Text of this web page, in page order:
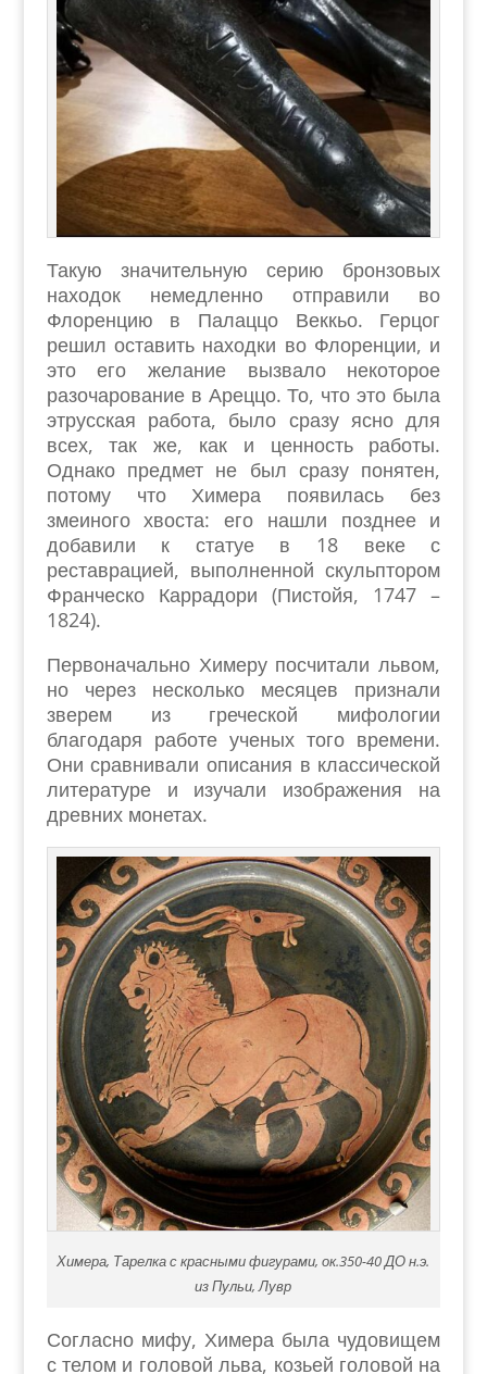
Такую значительную серию бронзовых
находок немедленно отправили во
Флоренцию в Палаццо Веккьо. Герцог
решил оставить находки во Флоренции, и
это его желание вызвало некоторое
разочарование в Ареццо. То, что это была
этрусская работа, было сразу ясно для
всех, так же, как и ценность работы.
Однако предмет не был сразу понятен,
потому что Химера появилась без
змеиного хвоста: его нашли позднее и
добавили к статуе в 18 веке с
реставрацией, выполненной скульптором
Франческо Каррадори (Пистойя, 1747 –
1824).
Первоначально Химеру посчитали львом,
но через несколько месяцев признали
зверем из греческой мифологии
благодаря работе ученых того времени.
Они сравнивали описания в классической
литературе и изучали изображения на
древних монетах.
Химера, Тарелка с красными фигурами, ок.350-40 ДО н.э.
из Пульи, Лувр
Согласно мифу, Химера была чудовищем
с телом и головой льва, козьей головой на